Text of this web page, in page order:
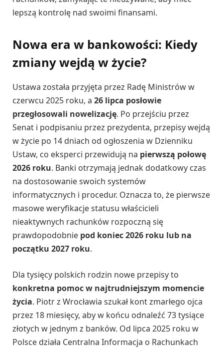
lepszą kontrolę nad swoimi finansami.
Nowa era w bankowości: Kiedy
zmiany wejdą w życie?
Ustawa została przyjęta przez Radę Ministrów w
czerwcu 2025 roku, a 26 lipca posłowie
przegłosowali nowelizację. Po przejściu przez
Senat i podpisaniu przez prezydenta, przepisy wejdą
w życie po 14 dniach od ogłoszenia w Dzienniku
Ustaw, co eksperci przewidują na pierwszą połowę
2026 roku. Banki otrzymają jednak dodatkowy czas
na dostosowanie swoich systemów
informatycznych i procedur. Oznacza to, że pierwsze
masowe weryfikacje statusu właścicieli
nieaktywnych rachunków rozpoczną się
prawdopodobnie pod koniec 2026 roku lub na
początku 2027 roku.
Dla tysięcy polskich rodzin nowe przepisy to
konkretna pomoc w najtrudniejszym momencie
życia. Piotr z Wrocławia szukał kont zmarłego ojca
przez 18 miesięcy, aby w końcu odnaleźć 73 tysiące
złotych w jednym z banków. Od lipca 2025 roku w
Polsce działa Centralna Informacja o Rachunkach